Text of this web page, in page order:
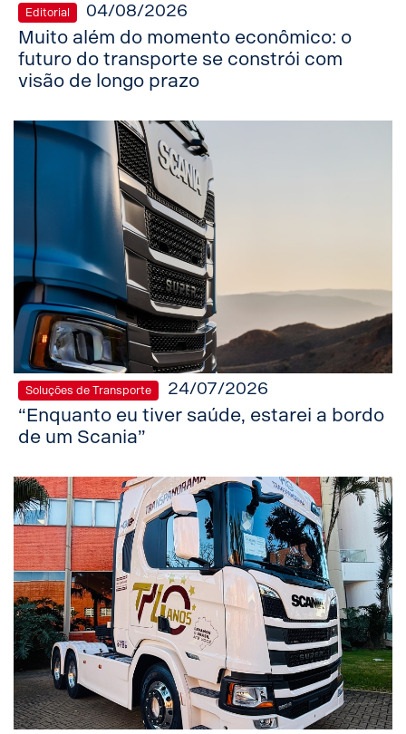
Editorial 04/08/2026
Muito além do momento econômico: o
futuro do transporte se constrói com
visão de longo prazo
Soluções de Transporte 24/07/2026
“Enquanto eu tiver saúde, estarei a bordo
de um Scania”